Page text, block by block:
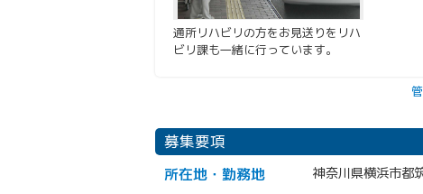
通所リハビリの方をお見送りをリハ
ビリ課も一緒に行っています。
募集要項
所在地・勤務地 神奈川県横浜市都